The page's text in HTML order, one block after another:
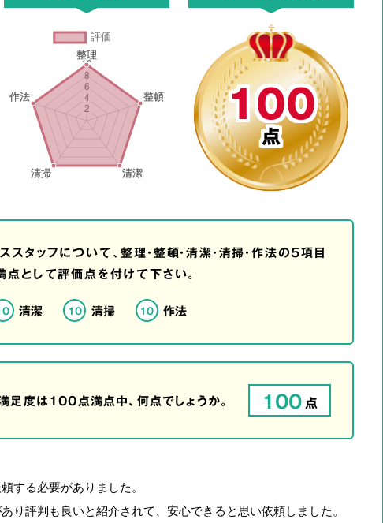
100
点
タッフについて、整理・整頓・清潔・清掃・作法の5項目
として評価点を付けて下さい。
清潔 10 清掃 10 作法
足度は100点満点中、何点でしょうか。 100点
する必要がありました。
り評判も良いと紹介されて、安心できると思い依頼しました。